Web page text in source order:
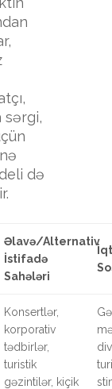
sərgi,
də
Əlavə/Alternativ
İstifadə
Sahələri
Konsertlər,
korporativ
tədbirlər,
turistik
gəzintilər, kiçik